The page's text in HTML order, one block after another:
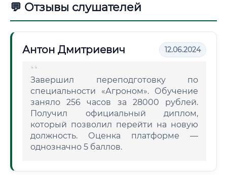
💬 Отзывы слушателей
Антон Дмитриевич 12.06.2024
Завершил переподготовку по
специальности «Агроном». Обучение
заняло 256 часов за 28000 рублей.
Получил официальный диплом,
который позволил перейти на новую
должность. Оценка платформе —
однозначно 5 баллов.